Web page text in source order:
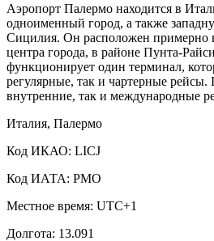
Аэропорт Палермо находится в
одноименный город, а также
Сицилия. Он расположен примерно
центра города, в районе Пунта-
функционирует один терминал,
регулярные, так и чартерные
внутренние, так и международные
Италия, Палермо
Код ИКАО: LICJ
Код ИАТА: PMO
Местное время: UTC+1
Долгота: 13.091